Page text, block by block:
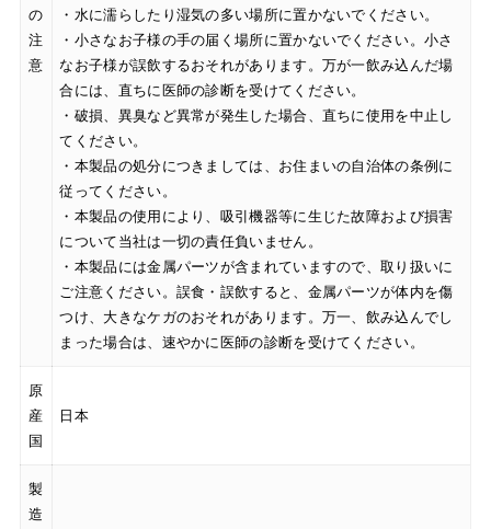
の
注
意
・水に濡らしたり湿気の多い場所に置かないでください。
・小さなお子様の手の届く場所に置かないでください。小さ
なお子様が誤飲するおそれがあります。万が一飲み込んだ場
合には、直ちに医師の診断を受けてください。
・破損、異臭など異常が発生した場合、直ちに使用を中止し
てください。
・本製品の処分につきましては、お住まいの自治体の条例に
従ってください。
・本製品の使用により、吸引機器等に生じた故障および損害
について当社は一切の責任負いません。
・本製品には金属パーツが含まれていますので、取り扱いに
ご注意ください。誤食・誤飲すると、金属パーツが体内を傷
つけ、大きなケガのおそれがあります。万一、飲み込んでし
まった場合は、速やかに医師の診断を受けてください。
原
産
国
日本
製
造